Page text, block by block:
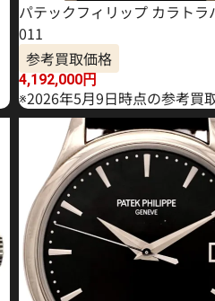
パテックフィリップ カラトラ
011
参考買取価格
4,192,000円
※2026年5月9日時点の参考買